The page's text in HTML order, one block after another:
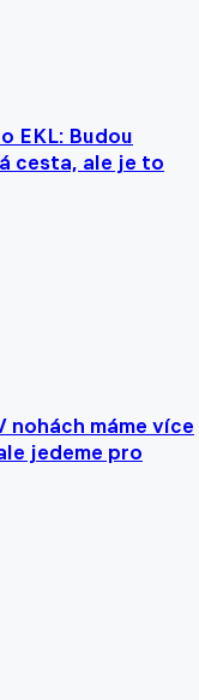
EKL: Budou
cesta, ale je to
nohách máme více
jedeme pro